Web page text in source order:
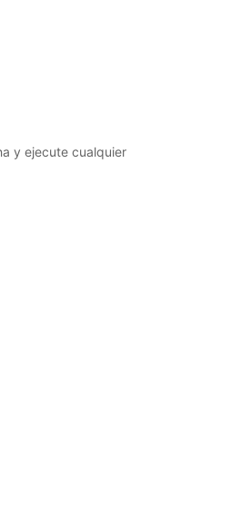
y ejecute cualquier